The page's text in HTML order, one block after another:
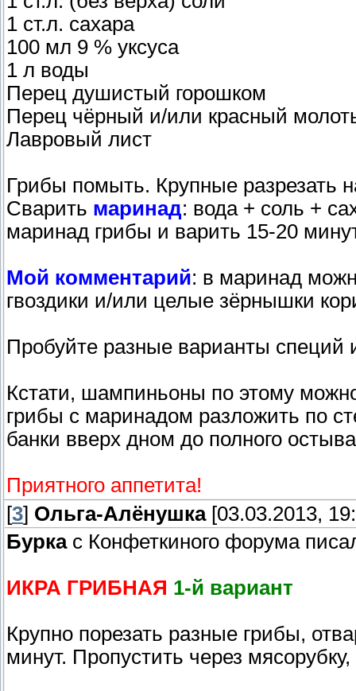
1 ст.л. сахара
100 мл 9 % уксуса
1 л воды
Перец душистый горошком
Перец чёрный и/или красный
Лавровый лист
Грибы помыть. Крупные разрезать
Сварить маринад: вода + соль +
маринад грибы и варить 15-20
Мой комментарий: в маринад
гвоздики и/или целые зёрнышки
Пробуйте разные варианты специй
Кстати, шампиньоны по этому
грибы с маринадом разложить по
банки вверх дном до полного
Приятного аппетита!
[3] Ольга-Алёнушка[03.03.2013,
Буркас Конфеткиного форума
ИКРА ГРИБНАЯ 1-й вариант
Крупно порезать разные грибы,
минут. Пропустить через